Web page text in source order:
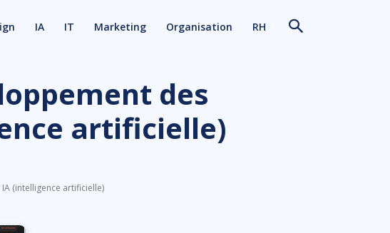
IA IT Marketing Organisation RH
des
artificielle)
(intelligence artificielle)